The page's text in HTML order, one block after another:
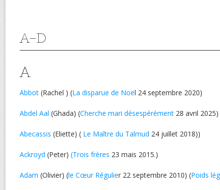
A-D
A
Abbot (Rachel ) (La disparue de Noël 24 septembre 2020)
Abdel Aal (Ghada) (Cherche mari désespérément 28 avril 2025)
Abecassis (Eliette) ( Le Maître du Talmud 24 juillet 2018))
Ackroyd (Peter) (Trois frères 23 mais 2015.)
Adam (Olivier) (le Cœur Régulier 22 septembre 2010) (Poids